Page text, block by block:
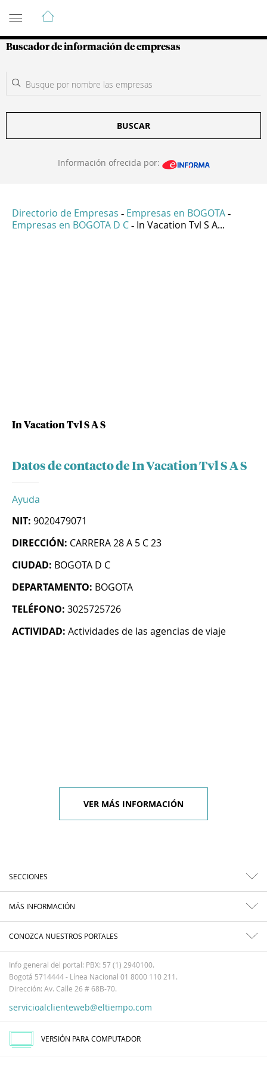
Guía de Empresas Colombianas
Buscador de información de empresas
BUSCAR
Información ofrecida por:
Directorio de Empresas - Empresas en BOGOTA -
Empresas en BOGOTA D C - In Vacation Tvl S A...
In Vacation Tvl S A S
Datos de contacto de In Vacation Tvl S A S
Ayuda
NIT: 9020479071
DIRECCIÓN: CARRERA 28 A 5 C 23
CIUDAD: BOGOTA D C
DEPARTAMENTO: BOGOTA
TELÉFONO: 3025725726
ACTIVIDAD: Actividades de las agencias de viaje
VER MÁS INFORMACIÓN
SECCIONES
MÁS INFORMACIÓN
CONOZCA NUESTROS PORTALES
Info general del portal: PBX: 57 (1) 2940100.
Bogotá 5714444 - Línea Nacional 01 8000 110 211.
Dirección: Av. Calle 26 # 68B-70.
servicioalclienteweb@eltiempo.com
VERSIÓN PARA COMPUTADOR